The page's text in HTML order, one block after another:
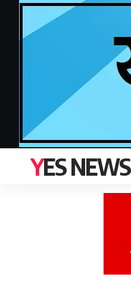
YES NEWS